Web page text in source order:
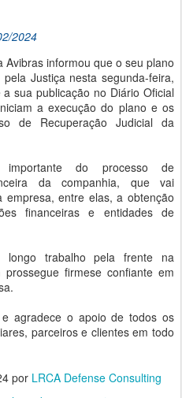
2024
informou que o seu plano
Justiça nesta segunda-feira,
sua publicação no Diário Oficial
a execução do plano e os
de Recuperação Judicial da
do processo de
da companhia, que vai
empresa, entre elas, a obtenção
financeiras e entidades de
longo trabalho pela frente na
firmese confiante em
agradece o apoio de todos os
parceiros e clientes em todo
por LRCA Defense Consulting